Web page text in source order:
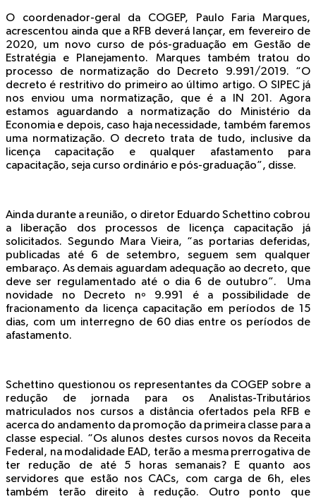
O coordenador-geral da COGEP, Paulo Faria Marques,
acrescentou ainda que a RFB deverá lançar, em fevereiro de
2020, um novo curso de pós-graduação em Gestão de
Estratégia e Planejamento. Marques também tratou do
processo de normatização do Decreto 9.991/2019. “O
decreto é restritivo do primeiro ao último artigo. O SIPEC já
nos enviou uma normatização, que é a IN 201. Agora
estamos aguardando a normatização do Ministério da
Economia e depois, caso haja necessidade, também faremos
uma normatização. O decreto trata de tudo, inclusive da
licença capacitação e qualquer afastamento para
capacitação, seja curso ordinário e pós-graduação”, disse.
Ainda durante a reunião, o diretor Eduardo Schettino cobrou
a liberação dos processos de licença capacitação já
solicitados. Segundo Mara Vieira, “as portarias deferidas,
publicadas até 6 de setembro, seguem sem qualquer
embaraço. As demais aguardam adequação ao decreto, que
deve ser regulamentado até o dia 6 de outubro”. Uma
novidade no Decreto nº 9.991 é a possibilidade de
fracionamento da licença capacitação em períodos de 15
dias, com um interregno de 60 dias entre os períodos de
afastamento.
Schettino questionou os representantes da COGEP sobre a
redução de jornada para os Analistas-Tributários
matriculados nos cursos a distância ofertados pela RFB e
acerca do andamento da promoção da primeira classe para a
classe especial. “Os alunos destes cursos novos da Receita
Federal, na modalidade EAD, terão a mesma prerrogativa de
ter redução de até 5 horas semanais? E quanto aos
servidores que estão nos CACs, com carga de 6h, eles
também terão direito à redução. Outro ponto que